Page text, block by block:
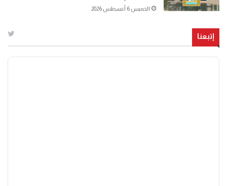
الخميس 6 أغسطس 2026
إتبعنا